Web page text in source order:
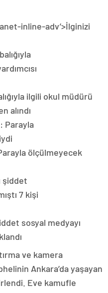
inline-adv’>İlginizi
ilgili okul müdürü
alındı
ölçülmeyecek
sosyal medyayı
ve kamera
Ankara’da yaşayan
Eve kamufle